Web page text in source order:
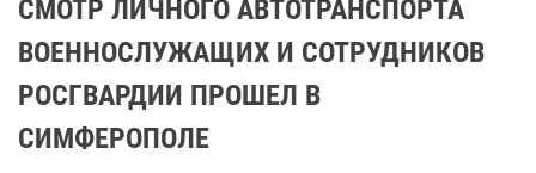
СМОТР ЛИЧНОГО АВТОТРАНСПОРТА
ВОЕННОСЛУЖАЩИХ И СОТРУДНИКОВ
РОСГВАРДИИ ПРОШЕЛ В
СИМФЕРОПОЛЕ